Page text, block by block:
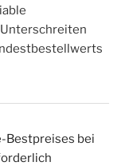
Bestpreises bei